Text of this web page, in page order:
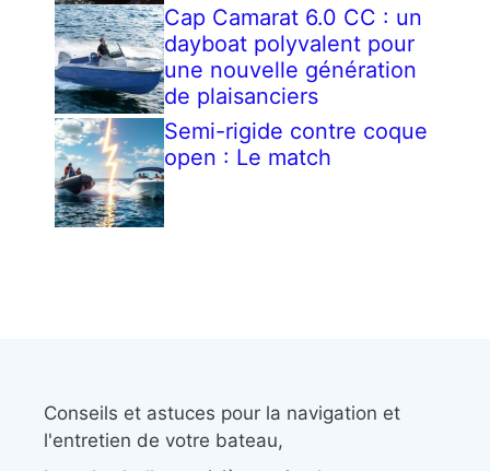
Cap Camarat 6.0 CC : un
dayboat polyvalent pour
une nouvelle génération
de plaisanciers
Semi-rigide contre coque
open : Le match
Conseils et astuces pour la navigation et
l'entretien de votre bateau,